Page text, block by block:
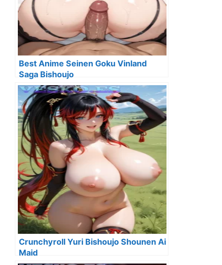
Best Anime Seinen Goku Vinland
Saga Bishoujo
Crunchyroll Yuri Bishoujo Shounen Ai
Maid